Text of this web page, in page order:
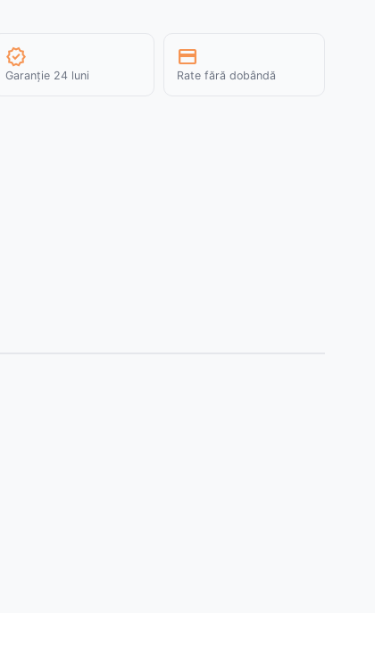
verified
Garanție 24 luni
credit_card
Rate fără dobândă